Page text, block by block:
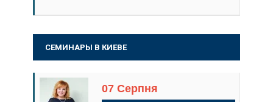
СЕМИНАРЫ В КИЕВЕ
07 Серпня